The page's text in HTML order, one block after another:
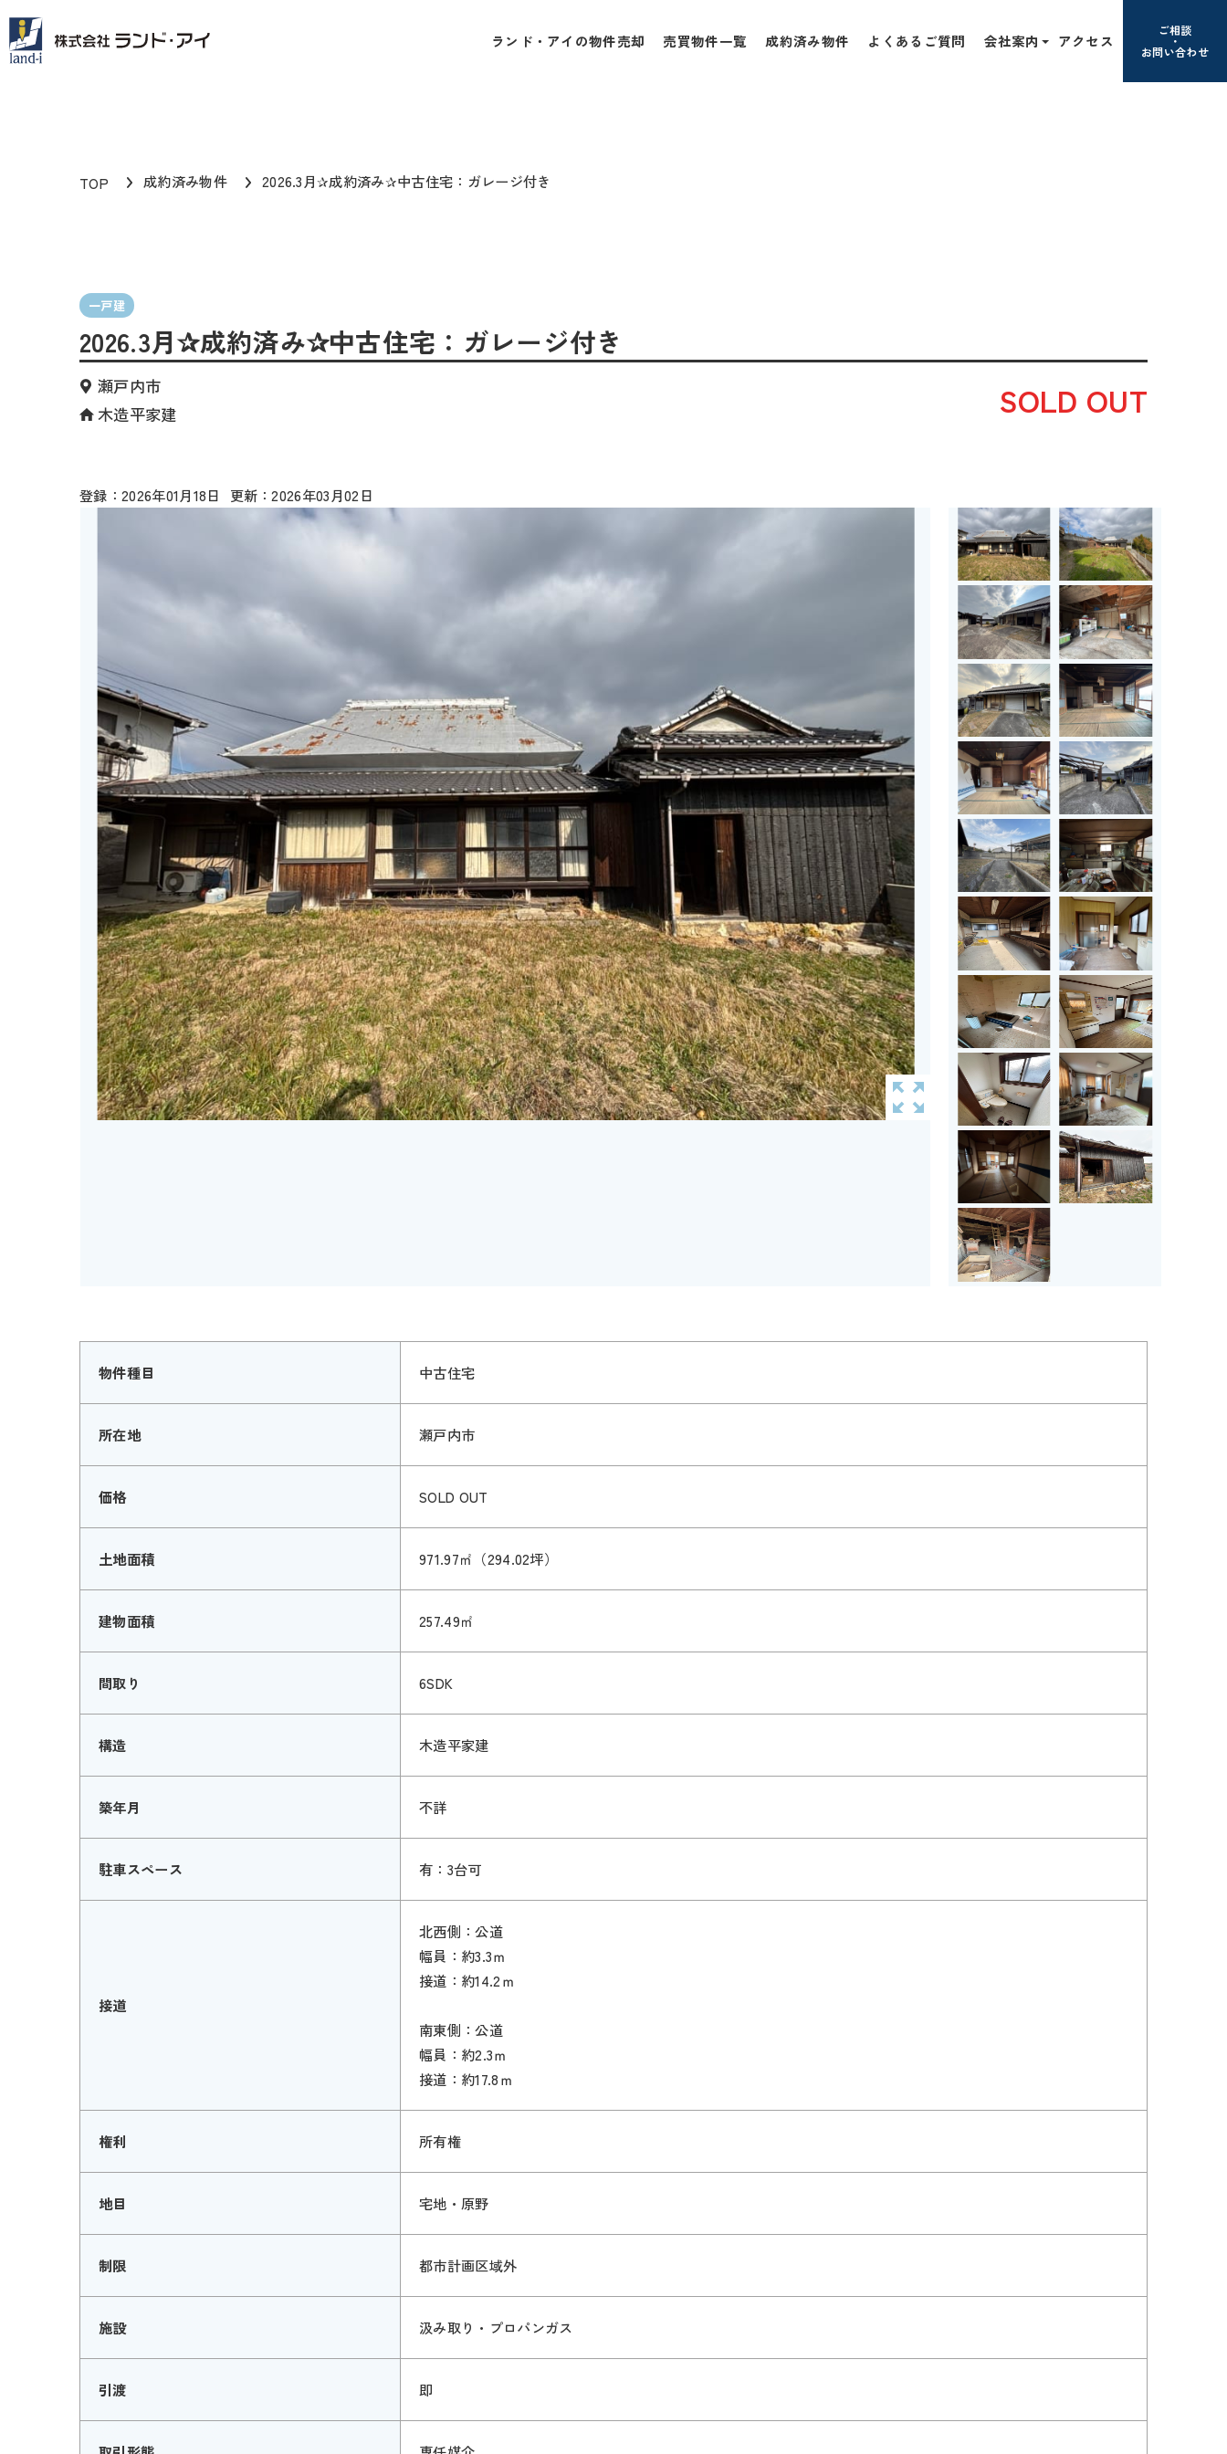
ランド・アイの物件売却 売買物件一覧 成約済み物件 よくあるご質問 会社案内 アクセス
ご相談
お問い合わせ
TOP 成約済み物件 2026.3月✰成約済み✰中古住宅：ガレージ付き
一戸建
2026.3月✰成約済み✰中古住宅：ガレージ付き
瀬戸内市
木造平家建
SOLD OUT
2026年01月18日 2026年03月02日
物件種目 中古住宅
所在地 瀬戸内市
価格 SOLD OUT
土地面積 971.97㎡（294.02坪）
建物面積 257.49㎡
間取り 6SDK
構造 木造平家建
築年月 不詳
駐車スペース 有：3台可
接道
北西側：公道
幅員：約3.3ｍ
接道：約14.2ｍ
南東側：公道
幅員：約2.3ｍ
接道：約17.8ｍ
権利 所有権
地目 宅地・原野
制限 都市計画区域外
施設 汲み取り・プロパンガス
引渡 即